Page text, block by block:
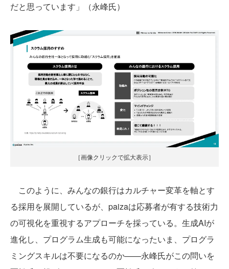
だと思っています」（永峰氏）
［画像クリックで拡大表示］
このように、みんなの銀行はカルチャー変革を軸とす
る採用を展開しているが、paizaは応募者が有する技術力
の可視化を重視するアプローチを採っている。生成AIが
進化し、プログラム生成も可能になったいま、プログラ
ミングスキルは不要になるのか——永峰氏がこの問いを